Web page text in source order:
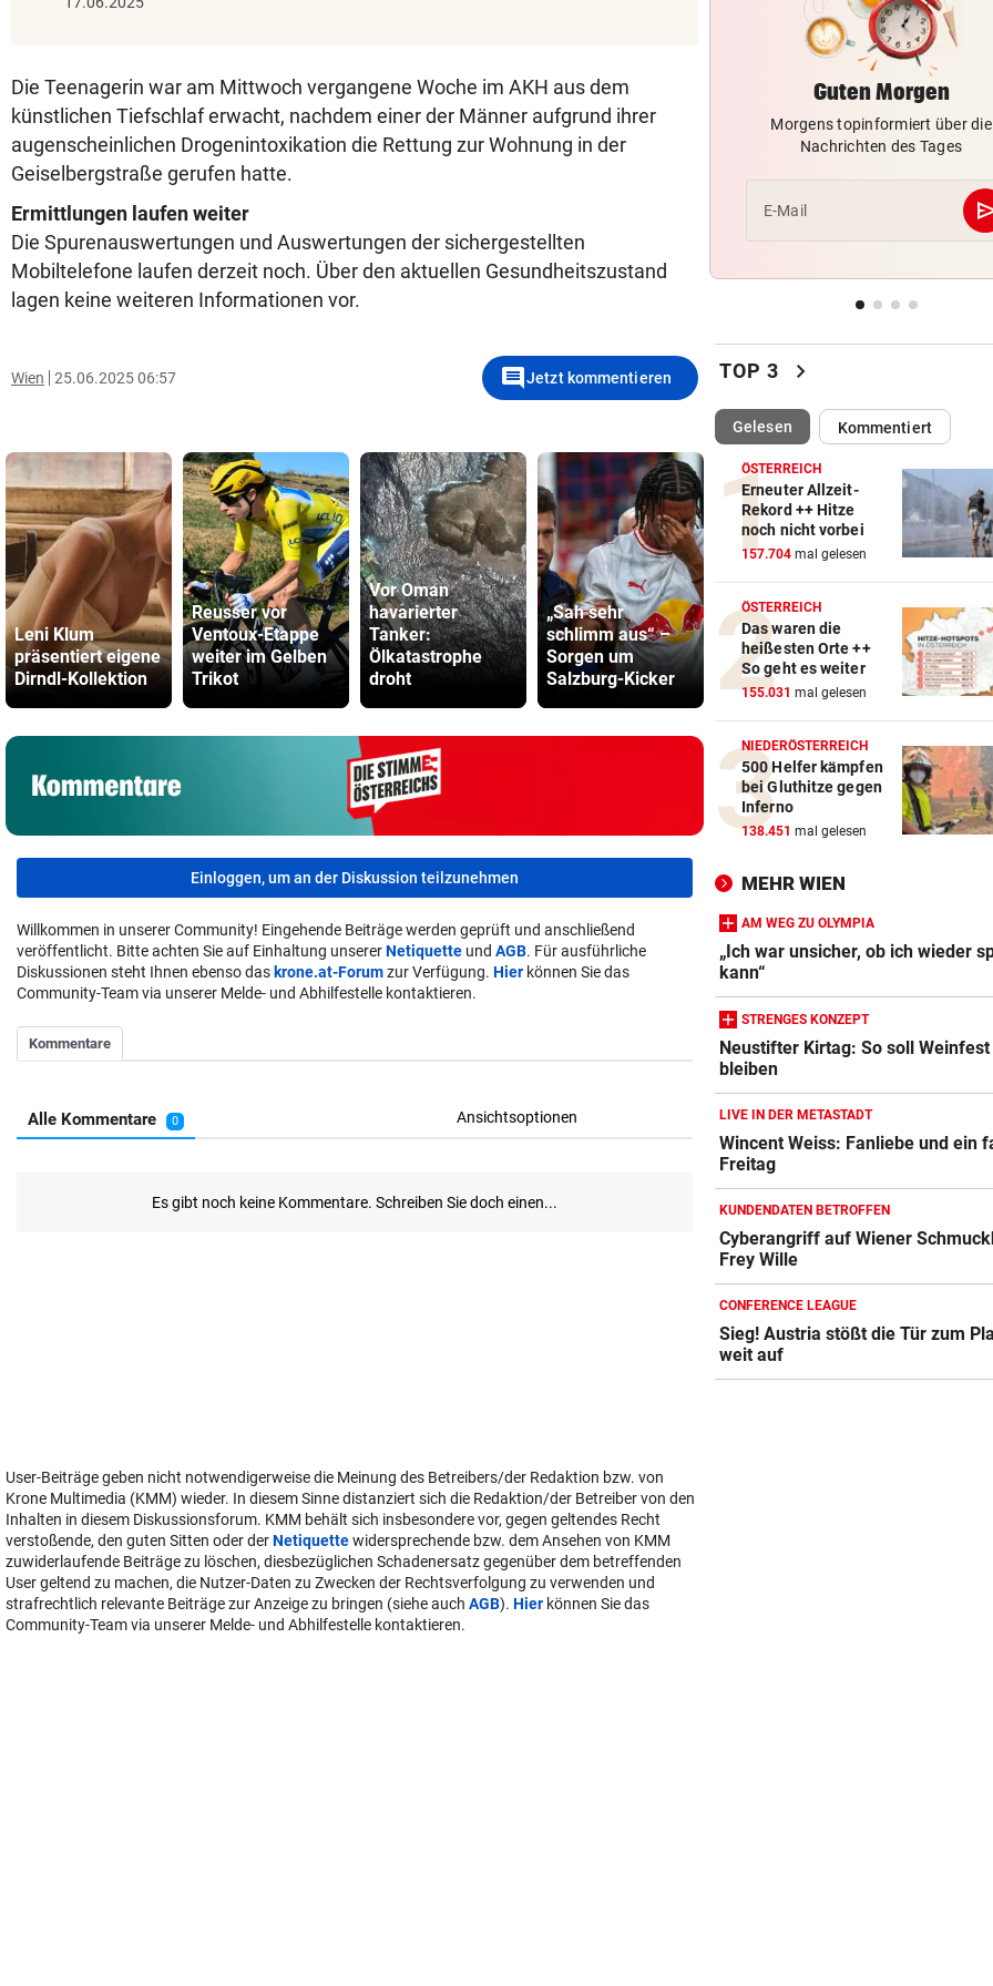
Die Teenagerin war am Mittwoch vergangene Woche im AKH aus dem
künstlichen Tiefschlaf erwacht, nachdem einer der Männer aufgrund ihrer
augenscheinlichen Drogenintoxikation die Rettung zur Wohnung in der
Geiselbergstraße gerufen hatte.
Ermittlungen laufen weiter
Die Spurenauswertungen und Auswertungen der sichergestellten
Mobiltelefone laufen derzeit noch. Über den aktuellen Gesundheitszustand
lagen keine weiteren Informationen vor.
Wien 25.06.2025 06:57 commentJetzt kommentieren
Leni Klum
präsentiert eigene
Dirndl-Kollektion
Reusser vor
Ventoux-Etappe
weiter im Gelben
Trikot
Vor Oman
havarierter
Tanker:
Ölkatastrophe
droht
„Sah sehr
schlimm aus“ –
Sorgen um
Salzburg-Kicker
Erste Anklage
gegen Israeli seit
Gaza-Krieg
schickte
Bilder an
Teenager
Einloggen, um an der Diskussion teilzunehmen
Willkommen in unserer Community! Eingehende Beiträge werden geprüft und anschließend
veröffentlicht. Bitte achten Sie auf Einhaltung unsererNetiquette und AGB. Für ausführliche
Diskussionen steht Ihnen ebenso das krone.at-Forumzur Verfügung. Hier können Sie das
Community-Team via unserer Melde- und Abhilfestelle kontaktieren.
User-Beiträge geben nicht notwendigerweise die Meinung des Betreibers/der Redaktion bzw. von
Krone Multimedia (KMM) wieder. In diesem Sinne distanziert sich die Redaktion/der Betreiber von den
Inhalten in diesem Diskussionsforum. KMM behält sich insbesondere vor, gegen geltendes Recht
verstoßende, den guten Sitten oder derNetiquettewidersprechende bzw. dem Ansehen von KMM
zuwiderlaufende Beiträge zu löschen, diesbezüglichen Schadenersatz gegenüber dem betreffenden
User geltend zu machen, die Nutzer-Daten zu Zwecken der Rechtsverfolgung zu verwenden und
strafrechtlich relevante Beiträge zur Anzeige zu bringen (siehe auch AGB). Hier können Sie das
Community-Team via unserer Melde- und Abhilfestelle kontaktieren.
WETTLAUF IN EUROPA vor
Wann kommen die Robotaxis
nach Österreich?
MEGA-PROJEKT WACKELT vor
LIVE IN DER METASTADT vor 6
Wincent Weiss: Fanliebe
falscher Freitag
Guten Morgen
Morgens topinformiert über die
Nachrichten des Tages
E-Mail
TOP 3 chevron_right
Gelesen(ausgewählt)Kommentiert
ÖSTERREICH
Erneuter Allzeit-
Rekord ++ Hitze
noch nicht vorbei
157.704 mal gelesen
ÖSTERREICH
Das waren die
heißesten Orte ++
So geht es weiter
155.031 mal gelesen
NIEDERÖSTERREICH
500 Helfer kämpfen
bei Gluthitze gegen
Inferno
138.451 mal gelesen
MEHR WIEN
AM WEG ZU OLYMPIA
„Ich war unsicher, ob ich wieder
kann“
STRENGES KONZEPT
Neustifter Kirtag: So soll
bleiben
LIVE IN DER METASTADT
Wincent Weiss: Fanliebe und ein
Freitag
KUNDENDATEN BETROFFEN
Cyberangriff auf Wiener
Frey Wille
CONFERENCE LEAGUE
Sieg! Austria stößt die Tür zum
weit auf